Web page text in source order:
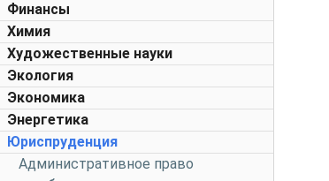
Финансы
Химия
Художественные науки
Экология
Экономика
Энергетика
Юриспруденция
Административное право